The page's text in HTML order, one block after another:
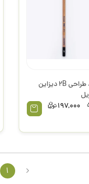
مداد طراحی 2B دیزاین
197,000
1